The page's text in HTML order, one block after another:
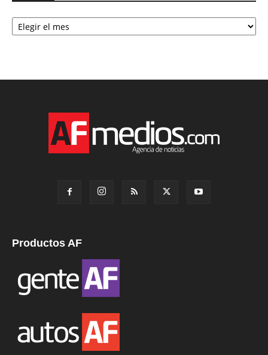
Archivo
Productos AF